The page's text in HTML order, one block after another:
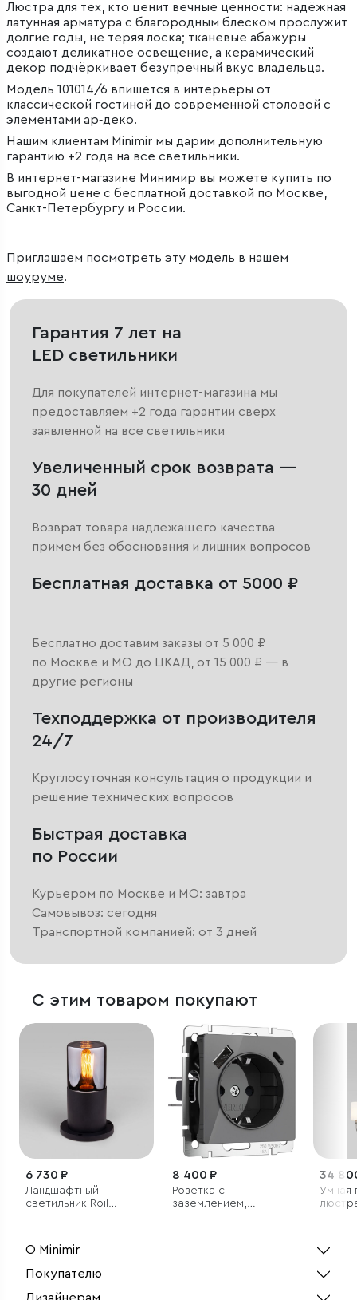
Люстра для тех, кто ценит вечные ценности: надёжная
латунная арматура с благородным блеском прослужит
долгие годы, не теряя лоска; тканевые абажуры
создают деликатное освещение, а керамический
декор подчёркивает безупречный вкус владельца.
Модель 101014/6 впишется в интерьеры от
классической гостиной до современной столовой с
элементами ар‑деко.
Нашим клиентам Minimir мы дарим дополнительную
гарантию +2 года на все светильники.
В интернет-магазине Минимир вы можете купить по
выгодной цене с бесплатной доставкой по Москве,
Санкт-Петербургу и России.
Приглашаем посмотреть эту модель в нашем
шоуруме.
Гарантия 7 лет на
LED светильники
Для покупателей интернет-магазина мы
предоставляем +2 года гарантии сверх
заявленной на все светильники
Увеличенный срок возврата —
30 дней
Возврат товара надлежащего качества
примем без обоснования и лишних вопросов
Бесплатная доставка от 5000 ₽
Бесплатно доставим заказы от 5 000 ₽
по Москве и МО до ЦКАД, от 15 000 ₽ — в
другие регионы
Техподдержка от производителя
24/7
Круглосуточная консультация о продукции и
решение технических вопросов
Быстрая доставка
по России
Курьером по Москве и МО: завтра
Самовывоз: сегодня
Транспортной компанией: от 3 дней
С этим товаром покупают
6 730 ₽
Ландшафтный
светильник Roil
8 400 ₽
Розетка с
заземлением,
34
Умная
О Minimir
Покупателю